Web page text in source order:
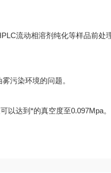
流动相溶剂纯化等样品前处
污染环境的问题。
以达到*的真空度至0.097Mpa。